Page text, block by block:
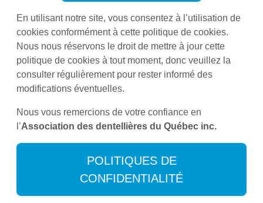
En utilisant notre site, vous consentez à l’utilisation de
cookies conformément à cette politique de cookies.
Nous nous réservons le droit de mettre à jour cette
politique de cookies à tout moment, donc veuillez la
consulter régulièrement pour rester informé des
modifications éventuelles.
Nous vous remercions de votre confiance en
l’Association des dentellières du Québec inc.
POLITIQUES DE
CONFIDENTIALITÉ